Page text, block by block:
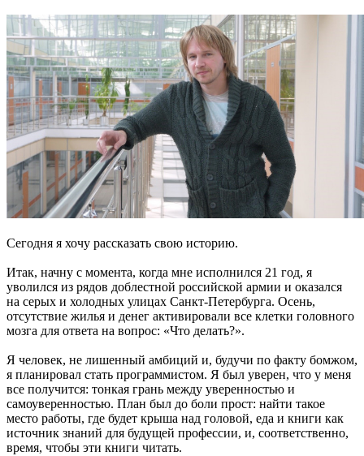
Сегодня я хочу рассказать свою историю.
Итак, начну с момента, когда мне исполнился 21 год, я
уволился из рядов доблестной российской армии и оказался
на серых и холодных улицах Санкт-Петербурга. Осень,
отсутствие жилья и денег активировали все клетки головного
мозга для ответа на вопрос: «Что делать?».
Я человек, не лишенный амбиций и, будучи по факту бомжом,
я планировал стать программистом. Я был уверен, что у меня
все получится: тонкая грань между уверенностью и
самоуверенностью. План был до боли прост: найти такое
место работы, где будет крыша над головой, еда и книги как
источник знаний для будущей профессии, и, соответственно,
время, чтобы эти книги читать.